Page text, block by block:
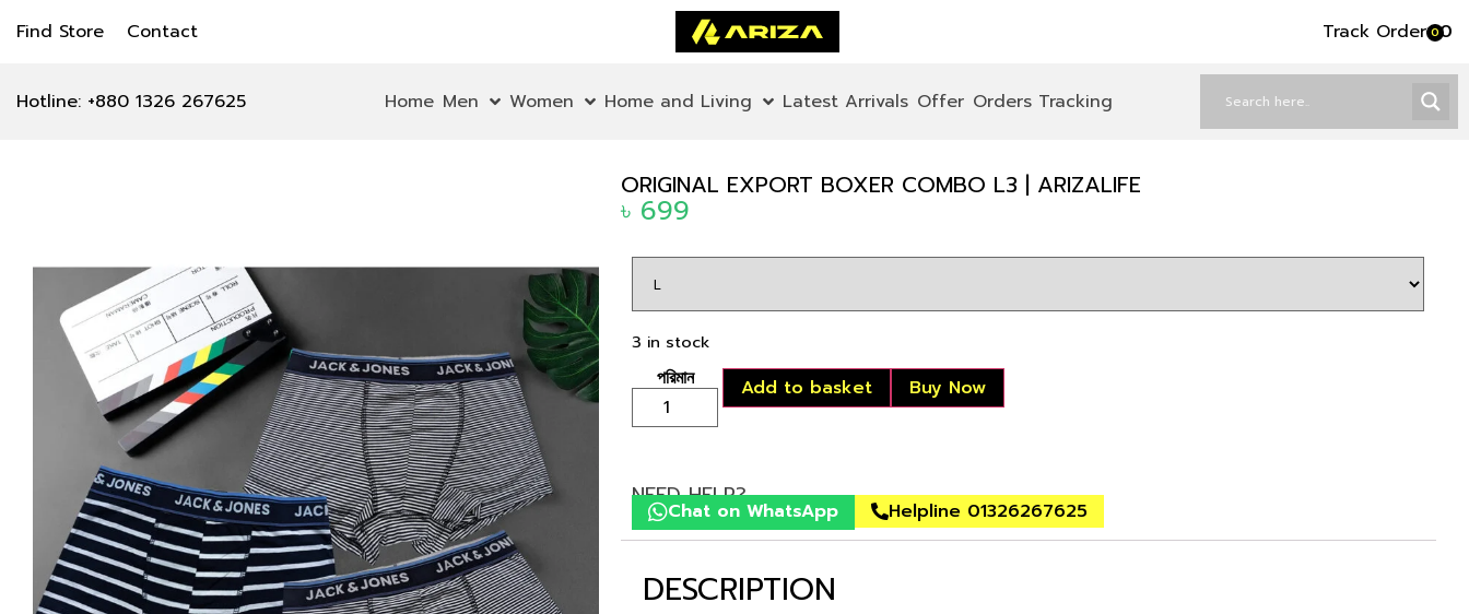
Find Store Contact Track Order৳0
0
Hotline: +880 1326 267625 Home Men Women Home and Living Latest Arrivals Offer Orders Tracking
ORIGINAL EXPORT BOXER COMBO L3 | ARIZALIFE
৳ 699
3 in stock
Add to basket Buy Now
NEED HELP?
Chat on WhatsApp Helpline 01326267625
DESCRIPTION